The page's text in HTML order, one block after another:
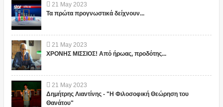
21 May 2023
Τα πρώτα προγνωστικά δείχνουν...
21 May 2023
ΧΡΟΝΗΣ ΜΙΣΣΙΟΣ! Από ήρωας, προδότης...
21 May 2023
Δημήτρης Λιαντίνης - "Η Φιλοσοφική Θεώρηση του
Θανάτου"